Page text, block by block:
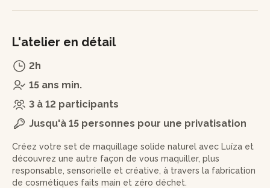
L'atelier en détail
2h
15 ans min.
3 à 12 participants
Jusqu'à 15 personnes pour une privatisation
Créez votre set de maquillage solide naturel avec Luíza et
découvrez une autre façon de vous maquiller, plus
responsable, sensorielle et créative, à travers la fabrication
de cosmétiques faits main et zéro déchet.